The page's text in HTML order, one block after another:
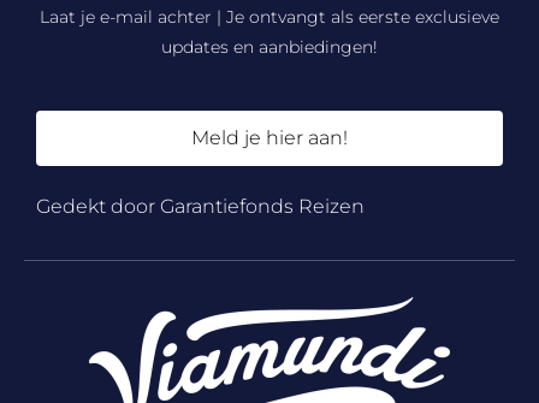
Laat je e-mail achter | Je ontvangt als eerste exclusieve
updates en aanbiedingen!
Meld je hier aan!
Gedekt door Garantiefonds Reizen